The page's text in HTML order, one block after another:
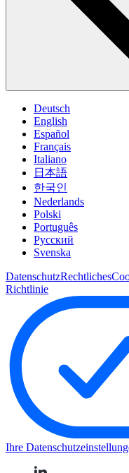
Deutsch
English
Español
Français
Italiano
日本語
한국인
Nederlands
Polski
Português
Pусский
Svenska
DatenschutzRechtliches
Richtlinie
Ihre